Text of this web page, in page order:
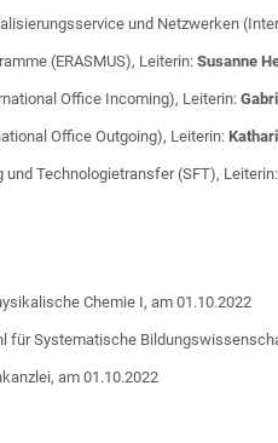
und Netzwerken
(ERASMUS), Leiterin: Susanne
Office Incoming), Leiterin:
Office Outgoing), Leiterin:
Technologietransfer (SFT), Leiterin:
Chemie I, am 01.10.2022
für Systematische
am 01.10.2022